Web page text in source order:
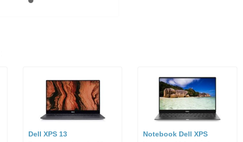
Dell XPS 13 Notebook Dell XPS